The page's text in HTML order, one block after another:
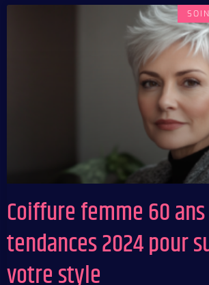
Coiffure femme 60
tendances 2024 pour
votre style